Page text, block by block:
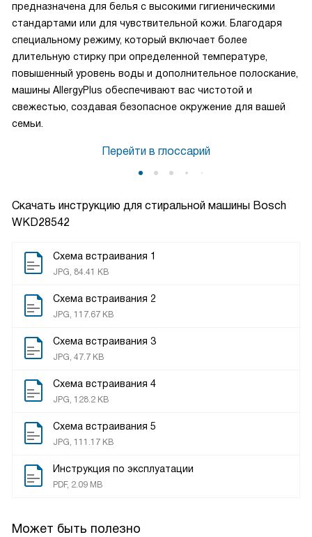
Скачать инструкцию для стиральной машины Bosch
WKD28542
Схема встраивания 1
JPG, 84.41 KB
Схема встраивания 2
JPG, 117.67 KB
Схема встраивания 3
JPG, 47.7 KB
Схема встраивания 4
JPG, 128.2 KB
Схема встраивания 5
JPG, 111.17 KB
Инструкция по эксплуатации
PDF, 2.09 MB
Может быть полезно
предназначена для белья с высокими гигиеническими
стандартами или для чувствительной кожи. Благодаря
специальному режиму, который включает более
длительную стирку при определенной температуре,
повышенный уровень воды и дополнительное полоскание,
машины AllergyPlus обеспечивают вас чистотой и
свежестью, создавая безопасное окружение для вашей
семьи.
Перейти в глоссарий